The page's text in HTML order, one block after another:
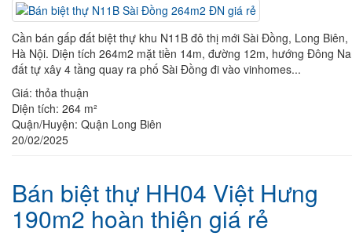
Cần bán gấp đất biệt thự khu N11B đô thị mới Sài Đồng, Long Biên,
Hà Nội. Diện tích 264m2 mặt tiền 14m, đường 12m, hướng Đông
đất tự xây 4 tầng quay ra phố Sài Đồng đi vào vinhomes...
Giá: thỏa thuận
Diện tích: 264 m²
Quận/Huyện: Quận Long Biên
20/02/2025
Bán biệt thự HH04 Việt Hưng
190m2 hoàn thiện giá rẻ